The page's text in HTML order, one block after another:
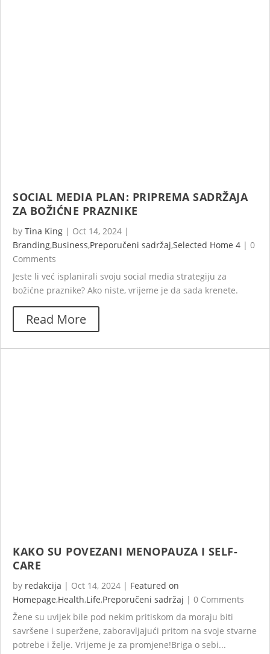
SOCIAL MEDIA PLAN: PRIPREMA SADRŽAJA
ZA BOŽIĆNE PRAZNIKE
by Tina King | Oct 14, 2024 |
Branding,Business,Preporučeni sadržaj,Selected Home 4 | 0
Comments
Jeste li već isplanirali svoju social media strategiju za
božićne praznike? Ako niste, vrijeme je da sada krenete.
Read More
KAKO SU POVEZANI MENOPAUZA I SELF-
CARE
by redakcija | Oct 14, 2024 | Featured on
Homepage,Health,Life,Preporučeni sadržaj | 0 Comments
Žene su uvijek bile pod nekim pritiskom da moraju biti
savršene i superžene, zaboravljajući pritom na svoje stvarne
potrebe i želje. Vrijeme je za promjene!Briga o sebi...